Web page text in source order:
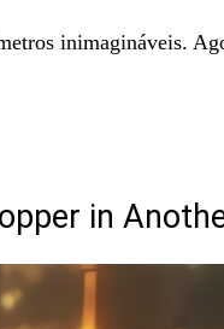
inimagináveis.
in